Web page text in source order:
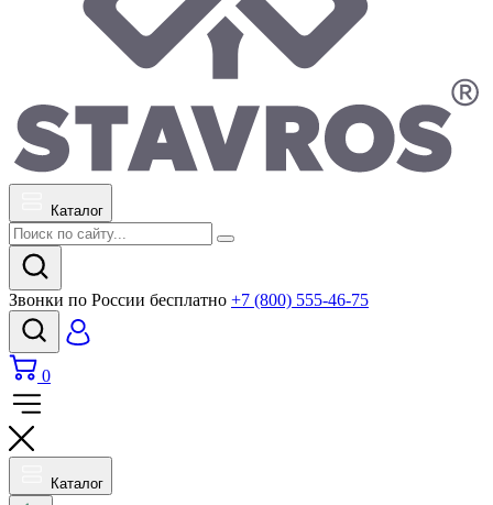
Каталог
Звонки по России бесплатно +7 (800) 555-46-75
0
Каталог